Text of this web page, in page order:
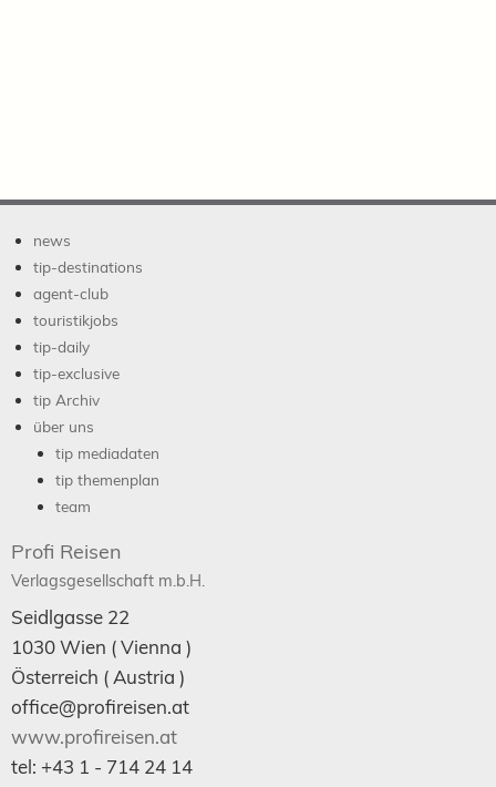
news
tip-destinations
agent-club
touristikjobs
tip-daily
tip-exclusive
tip Archiv
über uns
tip mediadaten
tip themenplan
team
Profi Reisen
Verlagsgesellschaft m.b.H.
Seidlgasse 22
1030Wien ( Vienna )
Österreich ( Austria )
office@profireisen.at
www.profireisen.at
tel: +43 1 - 714 24 14